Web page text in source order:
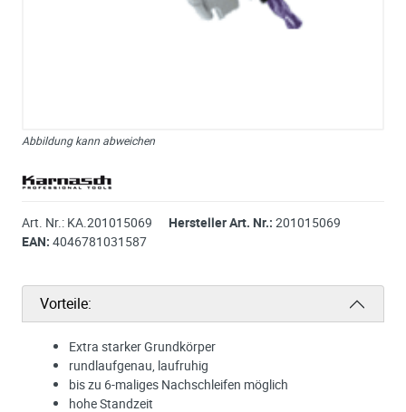
Abbildung kann abweichen
Art. Nr.: KA.201015069 Hersteller Art. Nr.: 201015069
EAN: 4046781031587
Vorteile:
Extra starker Grundkörper
rundlaufgenau, laufruhig
bis zu 6-maliges Nachschleifen möglich
hohe Standzeit